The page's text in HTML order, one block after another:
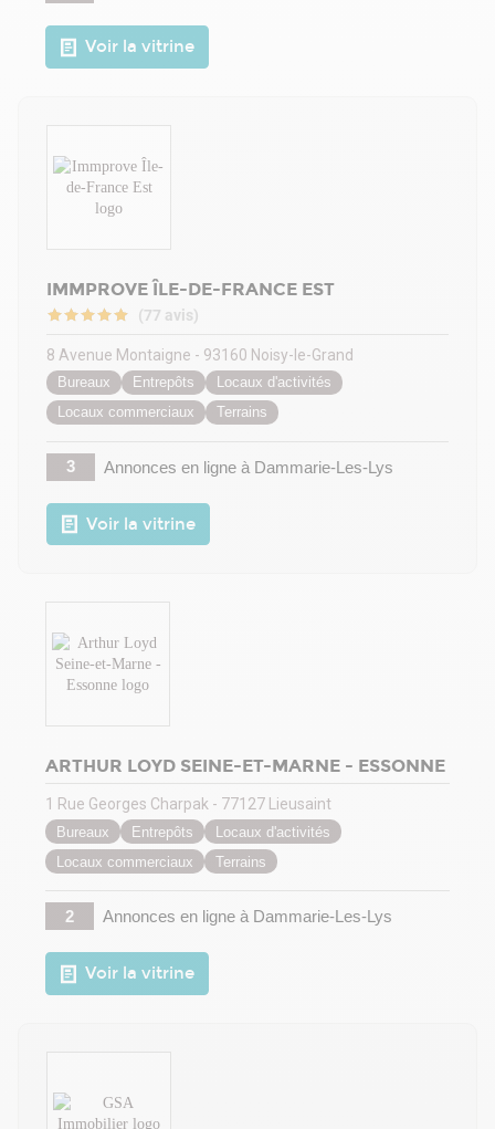
Voir la vitrine
IMMPROVE ÎLE-DE-FRANCE EST
(77 avis)
8 Avenue Montaigne - 93160 Noisy-le-Grand
Bureaux Entrepôts
Locaux d'activités
Locaux commerciaux
Terrains
3 Annonces en ligneà Dammarie-Les-Lys
Voir la vitrine
ARTHUR LOYD SEINE-ET-MARNE - ESSONNE
1 Rue Georges Charpak - 77127 Lieusaint
Bureaux Entrepôts
Locaux d'activités
Locaux commerciaux
Terrains
2 Annonces en ligneà Dammarie-Les-Lys
Voir la vitrine